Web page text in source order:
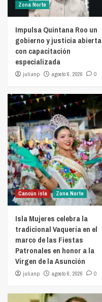
Zona Norte
Impulsa Quintana Roo un
gobierno y justicia abierta
con capacitación
especializada
julianp agosto 6, 2026 0
Cancún isla Zona Norte
Isla Mujeres celebra la
tradicional Vaquería en el
marco de las Fiestas
Patronales en honor a la
Virgen de la Asunción
julianp agosto 6, 2026 0